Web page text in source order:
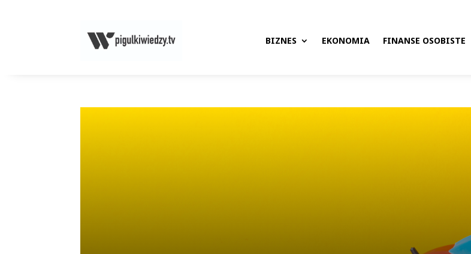
BIZNES EKONOMIA FINANSE OSOBISTE